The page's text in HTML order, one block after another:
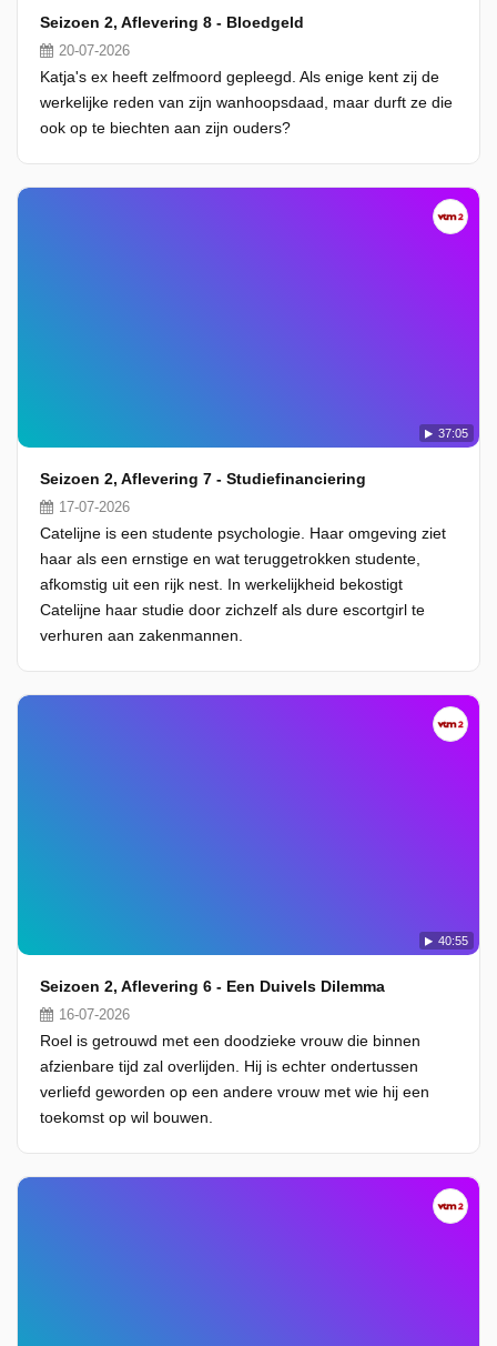
Seizoen 2, Aflevering 8 - Bloedgeld
20-07-2026
Katja's ex heeft zelfmoord gepleegd. Als enige kent zij de
werkelijke reden van zijn wanhoopsdaad, maar durft ze die
ook op te biechten aan zijn ouders?
37:05
Seizoen 2, Aflevering 7 - Studiefinanciering
17-07-2026
Catelijne is een studente psychologie. Haar omgeving ziet
haar als een ernstige en wat teruggetrokken studente,
afkomstig uit een rijk nest. In werkelijkheid bekostigt
Catelijne haar studie door zichzelf als dure escortgirl te
verhuren aan zakenmannen.
40:55
Seizoen 2, Aflevering 6 - Een Duivels Dilemma
16-07-2026
Roel is getrouwd met een doodzieke vrouw die binnen
afzienbare tijd zal overlijden. Hij is echter ondertussen
verliefd geworden op een andere vrouw met wie hij een
toekomst op wil bouwen.